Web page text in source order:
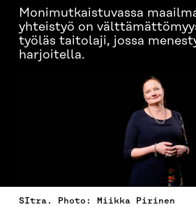
Monimutkaistuvassa
yhteistyö on
työläs taitolaji, jossa
harjoitella.
SItra. Photo: Miikka Pirinen